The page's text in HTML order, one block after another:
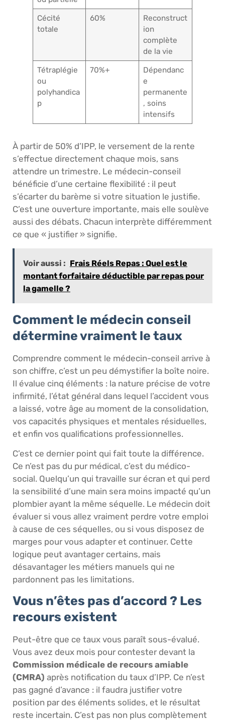
Cécité
totale
60%
Reconstruct
ion
complète
de la vie
Tétraplégie
ou
polyhandica
p
70%+
Dépendanc
e
permanente
, soins
intensifs
À partir de 50% d’IPP, le versement de la rente
s’effectue directement chaque mois, sans
attendre un trimestre. Le médecin-conseil
bénéficie d’une certaine flexibilité : il peut
s’écarter du barème si votre situation le justifie.
C’est une ouverture importante, mais elle soulève
aussi des débats. Chacun interprète différemment
ce que « justifier » signifie.
Voir aussi : Frais Réels Repas : Quel est le
montant forfaitaire déductible par repas pour
la gamelle ?
Comment le médecin conseil
détermine vraiment le taux
Comprendre comment le médecin-conseil arrive à
son chiffre, c’est un peu démystifier la boîte noire.
Il évalue cinq éléments : la nature précise de votre
infirmité, l’état général dans lequel l’accident vous
a laissé, votre âge au moment de la consolidation,
vos capacités physiques et mentales résiduelles,
et enfin vos qualifications professionnelles.
C’est ce dernier point qui fait toute la différence.
Ce n’est pas du pur médical, c’est du médico-
social. Quelqu’un qui travaille sur écran et qui perd
la sensibilité d’une main sera moins impacté qu’un
plombier ayant la même séquelle. Le médecin doit
évaluer si vous allez vraiment perdre votre emploi
à cause de ces séquelles, ou si vous disposez de
marges pour vous adapter et continuer. Cette
logique peut avantager certains, mais
désavantager les métiers manuels qui ne
pardonnent pas les limitations.
Vous n’êtes pas d’accord ? Les
recours existent
Peut-être que ce taux vous paraît sous-évalué.
Vous avez deux mois pour contester devant la
Commission médicale de recours amiable
(CMRA) après notification du taux d’IPP. Ce n’est
pas gagné d’avance : il faudra justifier votre
position par des éléments solides, et le résultat
reste incertain. C’est pas non plus complètement